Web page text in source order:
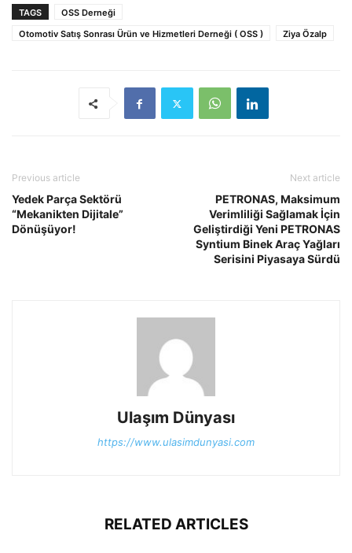
TAGS
OSS Derneği
Otomotiv Satış Sonrası Ürün ve Hizmetleri Derneği ( OSS )
Ziya Özalp
Previous article
Yedek Parça Sektörü
“Mekanikten Dijitale”
Dönüşüyor!
Next article
PETRONAS, Maksimum
Verimliliği Sağlamak İçin
Geliştirdiği Yeni PETRONAS
Syntium Binek Araç Yağları
Serisini Piyasaya Sürdü
Ulaşım Dünyası
https://www.ulasimdunyasi.com
RELATED ARTICLES